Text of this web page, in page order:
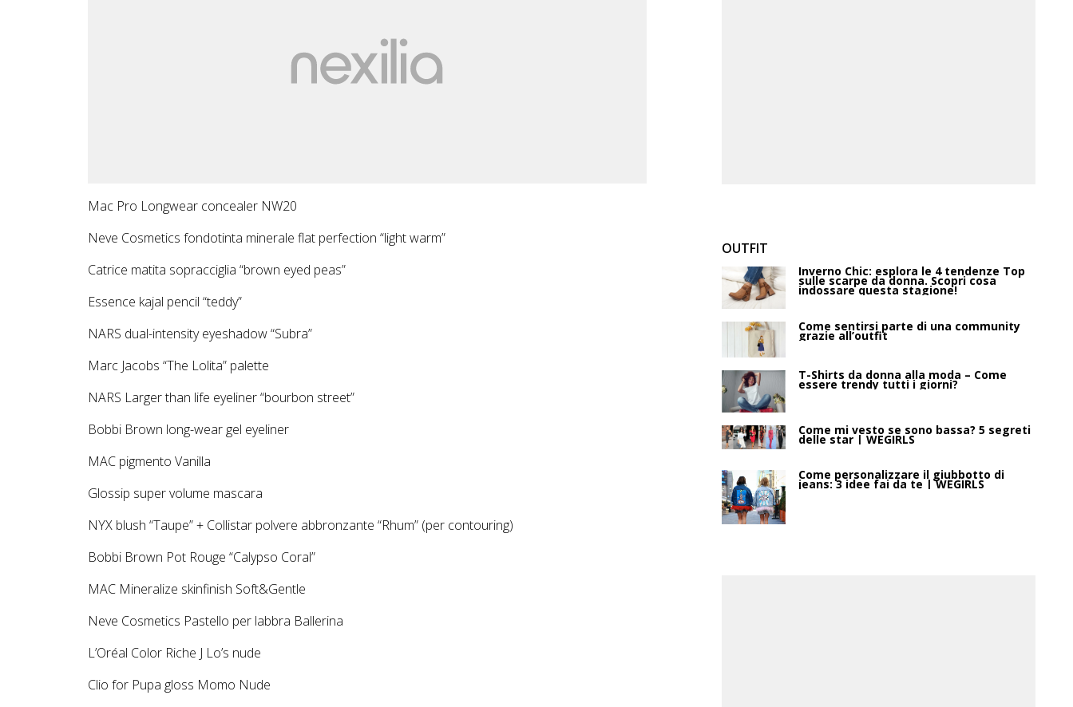
Mac Pro Longwear concealer NW20
Neve Cosmetics fondotinta minerale flat perfection “light warm”
Catrice matita sopracciglia “brown eyed peas”
Essence kajal pencil “teddy”
NARS dual-intensity eyeshadow “Subra”
Marc Jacobs “The Lolita” palette
NARS Larger than life eyeliner “bourbon street”
Bobbi Brown long-wear gel eyeliner
MAC pigmento Vanilla
Glossip super volume mascara
NYX blush “Taupe” + Collistar polvere abbronzante “Rhum” (per contouring)
Bobbi Brown Pot Rouge “Calypso Coral”
MAC Mineralize skinfinish Soft&Gentle
Neve Cosmetics Pastello per labbra Ballerina
L’Oréal Color Riche J Lo’s nude
Clio for Pupa gloss Momo Nude
OUTFIT
Inverno Chic: esplora le 4 tendenze Top
sulle scarpe da donna. Scopri cosa
indossare questa stagione!
Come sentirsi parte di una community
grazie all’outfit
T-Shirts da donna alla moda – Come
essere trendy tutti i giorni?
Come mi vesto se sono bassa? 5 segreti
delle star | WEGIRLS
Come personalizzare il giubbotto di
jeans: 3 idee fai da te | WEGIRLS